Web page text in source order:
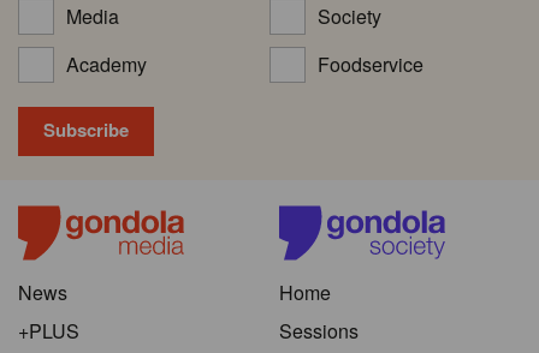
Media
Society
Academy
Foodservice
News
+PLUS
Home
Sessions